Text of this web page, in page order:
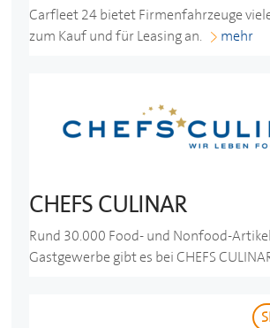
Carfleet 24 bietet Firmenfahrzeuge
zum Kauf und für Leasing an.
mehr
CHEFS CULINAR
Rund 30.000 Food- und Nonfood-
Gastgewerbe gibt es bei CHEFS